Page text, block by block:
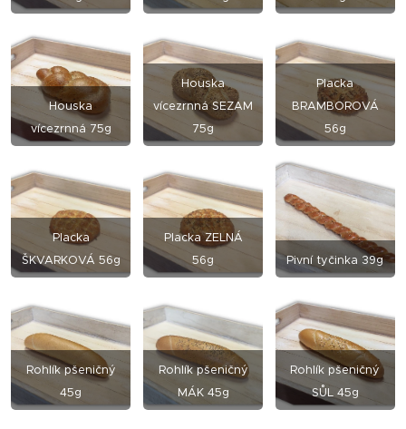
Houska
vícezrnná 75g
Houska
vícezrnná SEZAM
75g
Placka
BRAMBOROVÁ
56g
Placka
ŠKVARKOVÁ 56g
Placka ZELNÁ
56g
Pivní tyčinka 39g
Rohlík pšeničný
45g
Rohlíkpšeničný
MÁK 45g
Rohlík pšeničný
SŮL 45g